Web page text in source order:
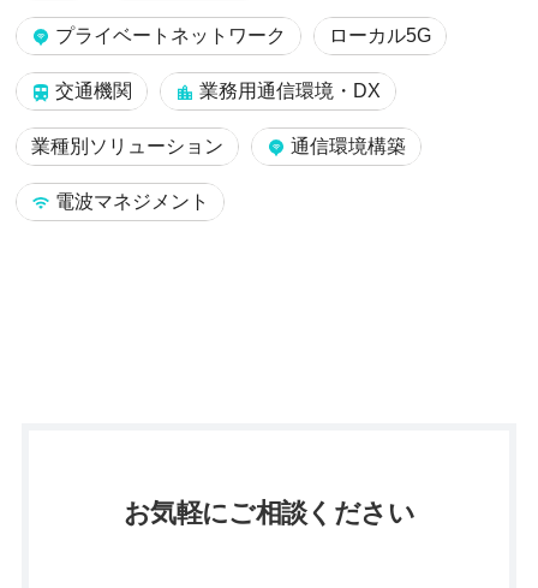
プライベートネットワーク ローカル5G
交通機関 業務用通信環境・DX
業種別ソリューション 通信環境構築
電波マネジメント
お気軽にご相談ください